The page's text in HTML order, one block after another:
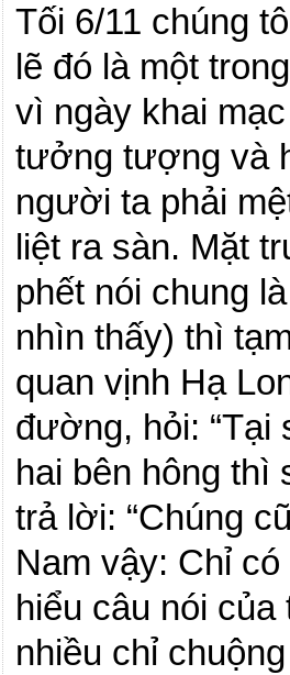
Tối 6/11 chúng
lẽ đó là một
vì ngày khai
tưởng tượng và
người ta phải
liệt ra sàn. Mặt
phết nói chung
nhìn thấy) thì
quan vịnh Hạ
đường, hỏi:
hai bên hông thì
trả lời: “Chúng
Nam vậy: Chỉ
hiểu câu nói của
nhiều chỉ